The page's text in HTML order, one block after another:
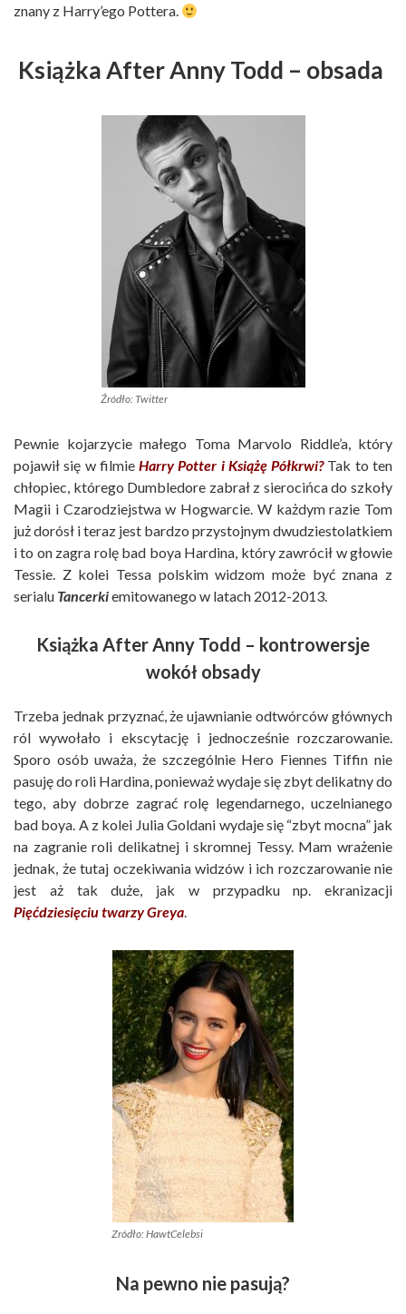
znany z Harry’ego Pottera.
Książka After Anny Todd – obsada
Źródło: Twitter
Pewnie kojarzycie małego Toma Marvolo Riddle’a, który
pojawił się w filmieHarry Potter i Książę Półkrwi?Tak to ten
chłopiec, którego Dumbledore zabrał z sierocińca do szkoły
Magii i Czarodziejstwa w Hogwarcie. W każdym razie Tom
już dorósł i teraz jest bardzo przystojnym dwudziestolatkiem
i to on zagra rolę bad boya Hardina, który zawrócił w głowie
Tessie. Z kolei Tessa polskim widzom może być znana z
serialu Tancerkiemitowanego w latach 2012-2013.
Książka After Anny Todd – kontrowersje
wokół obsady
Trzeba jednak przyznać, że ujawnianie odtwórców głównych
ról wywołało i ekscytację i jednocześnie rozczarowanie.
Sporo osób uważa, że szczególnie Hero Fiennes Tiffin nie
pasuję do roli Hardina, ponieważ wydaje się zbyt delikatny do
tego, aby dobrze zagrać rolę legendarnego, uczelnianego
bad boya. A z kolei Julia Goldani wydaje się “zbyt mocna” jak
na zagranie roli delikatnej i skromnej Tessy. Mam wrażenie
jednak, że tutaj oczekiwania widzów i ich rozczarowanie nie
jest aż tak duże, jak w przypadku np. ekranizacji
Pięćdziesięciu twarzy Greya
Zródło: HawtCelebsi
Na pewno nie pasują?